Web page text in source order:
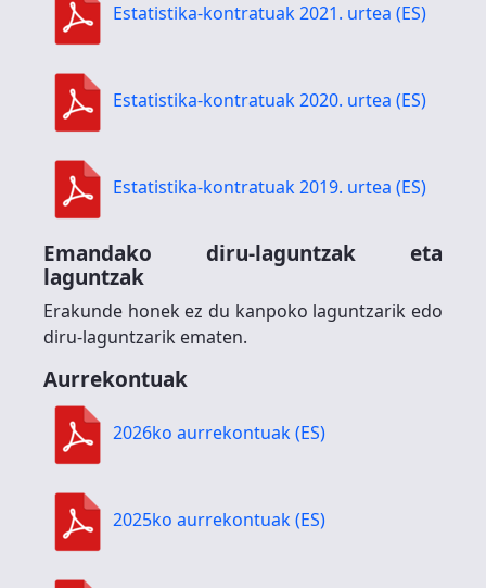
Estatistika-kontratuak 2021. urtea (ES)
Estatistika-kontratuak 2020. urtea (ES)
Estatistika-kontratuak 2019. urtea (ES)
Emandako diru-laguntzak eta
laguntzak
Erakunde honek ez du kanpoko laguntzarik edo
diru-laguntzarik ematen.
Aurrekontuak
2026ko aurrekontuak (ES)
2025ko aurrekontuak (ES)